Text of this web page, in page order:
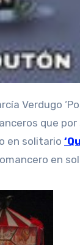
Verdugo
que
en solitario
en